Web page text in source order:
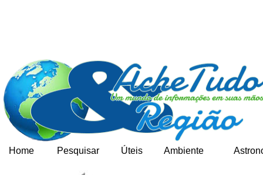
Home Pesquisar Úteis Ambiente